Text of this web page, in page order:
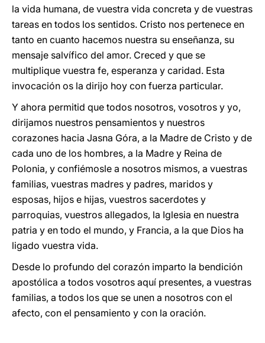
la vida humana, de vuestra vida concreta y de vuestras
tareas en todos los sentidos. Cristo nos pertenece en
tanto en cuanto hacemos nuestra su enseñanza, su
mensaje salvífico del amor. Creced y que se
multiplique vuestra fe, esperanza y caridad. Esta
invocación os la dirijo hoy con fuerza particular.
Y ahora permitid que todos nosotros, vosotros y yo,
dirijamos nuestros pensamientos y nuestros
corazones hacia Jasna Góra, a la Madre de Cristo y de
cada uno de los hombres, a la Madre y Reina de
Polonia, y confiémosle a nosotros mismos, a vuestras
familias, vuestras madres y padres, maridos y
esposas, hijos e hijas, vuestros sacerdotes y
parroquias, vuestros allegados, la Iglesia en nuestra
patria y en todo el mundo, y Francia, a la que Dios ha
ligado vuestra vida.
Desde lo profundo del corazón imparto la bendición
apostólica a todos vosotros aquí presentes, a vuestras
familias, a todos los que se unen a nosotros con el
afecto, con el pensamiento y con la oración.